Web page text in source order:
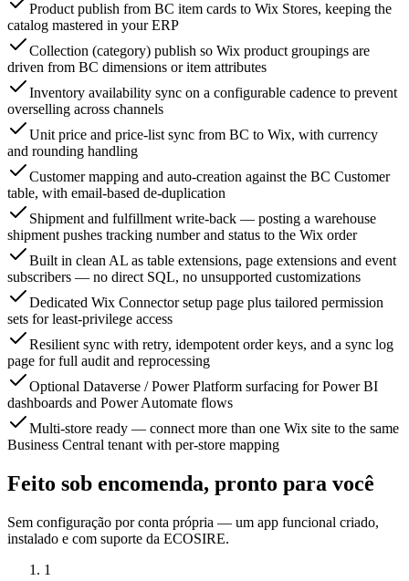
Product publish from BC item cards to Wix Stores, keeping the
catalog mastered in your ERP
Collection (category) publish so Wix product groupings are
driven from BC dimensions or item attributes
Inventory availability sync on a configurable cadence to prevent
overselling across channels
Unit price and price-list sync from BC to Wix, with currency
and rounding handling
Customer mapping and auto-creation against the BC Customer
table, with email-based de-duplication
Shipment and fulfillment write-back — posting a warehouse
shipment pushes tracking number and status to the Wix order
Built in clean AL as table extensions, page extensions and event
subscribers — no direct SQL, no unsupported customizations
Dedicated Wix Connector setup page plus tailored permission
sets for least-privilege access
Resilient sync with retry, idempotent order keys, and a sync log
page for full audit and reprocessing
Optional Dataverse / Power Platform surfacing for Power BI
dashboards and Power Automate flows
Multi-store ready — connect more than one Wix site to the same
Business Central tenant with per-store mapping
Feito sob encomenda, pronto para você
Sem configuração por conta própria — um app funcional criado,
instalado e com suporte da ECOSIRE.
1